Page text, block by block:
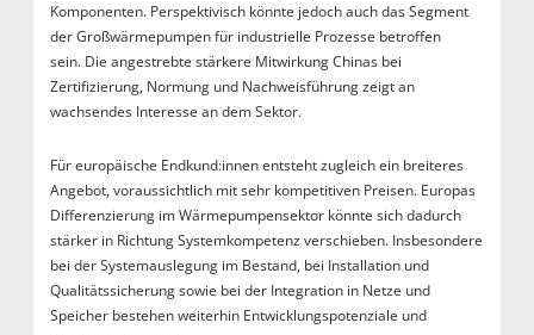
Komponenten. Perspektivisch könnte jedoch auch das Segment
der Großwärmepumpen für industrielle Prozesse betroffen
sein. Die angestrebte stärkere Mitwirkung Chinas bei
Zertifizierung, Normung und Nachweisführung zeigt an
wachsendes Interesse an dem Sektor.
Für europäische Endkund:innen entsteht zugleich ein breiteres
Angebot, voraussichtlich mit sehr kompetitiven Preisen. Europas
Differenzierung im Wärmepumpensektor könnte sich dadurch
stärker in Richtung Systemkompetenz verschieben. Insbesondere
bei der Systemauslegung im Bestand, bei Installation und
Qualitätssicherung sowie bei der Integration in Netze und
Speicher bestehen weiterhin Entwicklungspotenziale und